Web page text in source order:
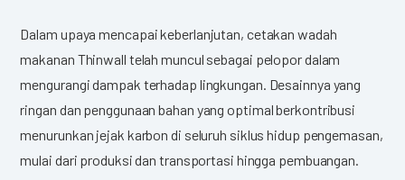
Dalam upaya mencapai keberlanjutan, cetakan wadah
makanan Thinwall telah muncul sebagai pelopor dalam
mengurangi dampak terhadap lingkungan. Desainnya yang
ringan dan penggunaan bahan yang optimal berkontribusi
menurunkan jejak karbon di seluruh siklus hidup pengemasan,
mulai dari produksi dan transportasi hingga pembuangan.